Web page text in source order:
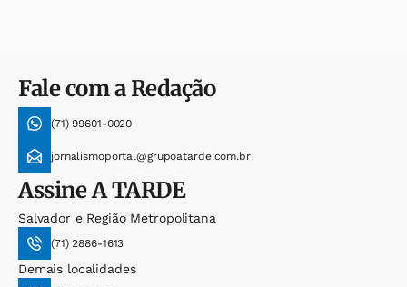
Fale com a Redação
(71) 99601-0020
jornalismoportal@grupoatarde.com.br
AssineA TARDE
Salvador e Região Metropolitana
(71) 2886-1613
Demais localidades